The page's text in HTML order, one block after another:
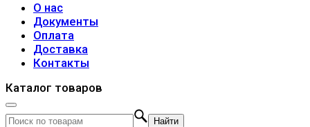
О нас
Документы
Оплата
Доставка
Контакты
Каталог товаров
Найти